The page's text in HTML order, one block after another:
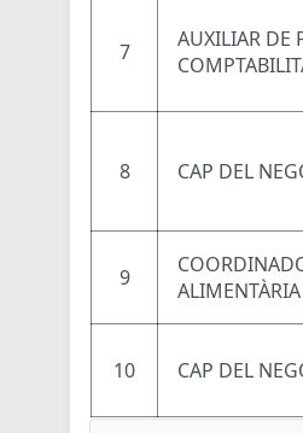
7
AUXILIAR DE
8 CAP DEL
9
10 CAP DEL